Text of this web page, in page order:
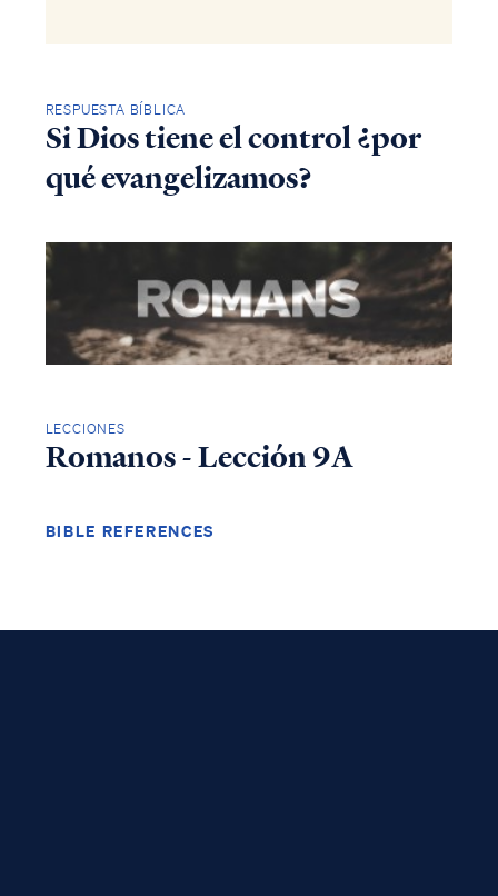
RESPUESTA BÍBLICA
Si Dios tiene el control ¿por
qué evangelizamos?
LECCIONES
Romanos - Lección 9A
BIBLE REFERENCES